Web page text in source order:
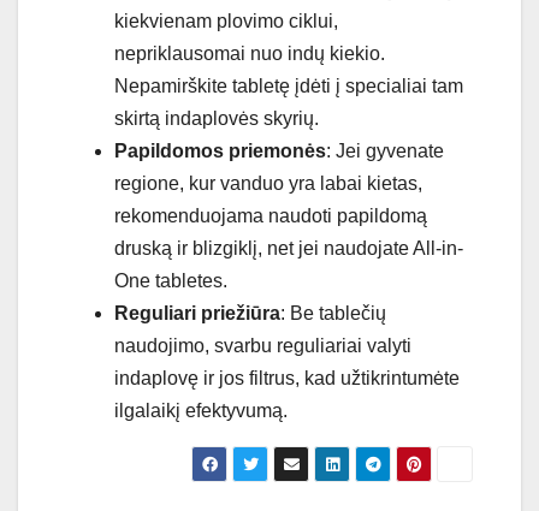
kiekvienam plovimo ciklui,
nepriklausomai nuo indų kiekio.
Nepamirškite tabletę įdėti į specialiai tam
skirtą indaplovės skyrių.
Papildomos priemonės: Jei gyvenate
regione, kur vanduo yra labai kietas,
rekomenduojama naudoti papildomą
druską ir blizgiklį, net jei naudojate All-in-
One tabletes.
Reguliari priežiūra: Be tablečių
naudojimo, svarbu reguliariai valyti
indaplovę ir jos filtrus, kad užtikrintumėte
ilgalaikį efektyvumą.